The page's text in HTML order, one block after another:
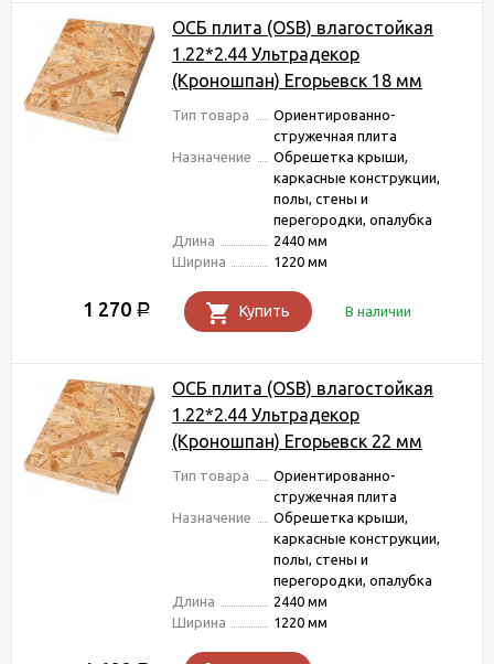
ОСБ плита (OSB) влагостойкая
1.22*2.44 Ультрадекор
(Кроношпан) Егорьевск 18 мм
Тип товара
Ориентированно-
стружечная плита
Назначение
Обрешетка крыши,
каркасные конструкции,
полы, стены и
перегородки, опалубка
Длина
2440 мм
Ширина
1220 мм
1 270 Р Купить В наличии
ОСБ плита (OSB) влагостойкая
1.22*2.44 Ультрадекор
(Кроношпан) Егорьевск 22 мм
Тип товара
Ориентированно-
стружечная плита
Назначение
Обрешетка крыши,
каркасные конструкции,
полы, стены и
перегородки, опалубка
Длина
2440 мм
Ширина
1220 мм